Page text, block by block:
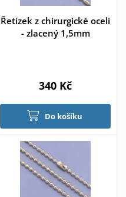
Řetízek z chirurgické oceli
- zlacený 1,5mm
340 Kč
Do košíku